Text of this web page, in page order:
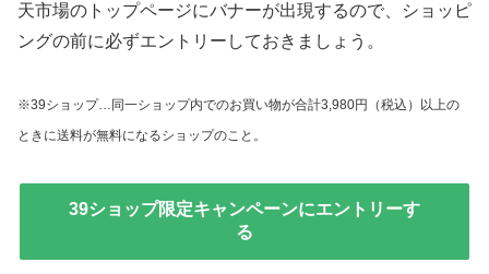
天市場のトップページにバナーが出現するので、ショッピ
ングの前に必ずエントリーしておきましょう。
※39ショップ…同一ショップ内でのお買い物が合計3,980円（税込）以上の
ときに送料が無料になるショップのこと。
39ショップ限定キャンペーンにエントリーす
る